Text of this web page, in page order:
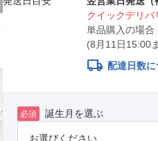
クイックデリ
単品購入の場合
(8月11日15:00
local_shipping 配達日数
必須 誕生月を選ぶ